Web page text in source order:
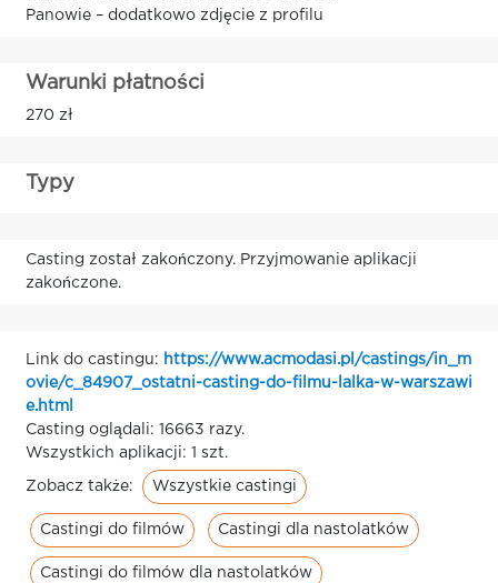
Panowie – dodatkowo zdjęcie z profilu
Warunki płatności
270 zł
Typy
Casting został zakończony. Przyjmowanie aplikacji
zakończone.
Link do castingu: https://www.acmodasi.pl/castings/in_m
ovie/c_84907_ostatni-casting-do-filmu-lalka-w-warszawi
e.html
Casting oglądali: 16663 razy.
Wszystkich aplikacji: 1 szt.
Zobacz także: Wszystkie castingi
Castingi do filmów Castingi dla nastolatków
Castingi do filmów dla nastolatków